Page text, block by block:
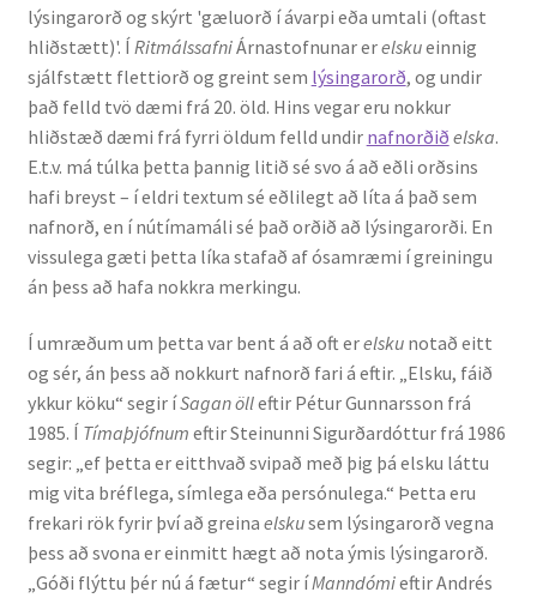
Samtímasetningafræði
Söguleg setningafræði
Hljóð og hljóðkerfi
Staða íslenskunnar
Ritverk og erindi
Bækur
Önnur ritverk
Ritrýndar greinar
Óritrýnt fræðilegt efni
lýsingarorð og skýrt 'gæluorð í ávarpi eða umtali (oftast
hliðstætt)'. Í RitmálssafniÁrnastofnunar erelskueinnig
sjálfstætt flettiorð og greint sem lýsingarorð, og undir
það felld tvö dæmi frá 20. öld. Hins vegar eru nokkur
hliðstæð dæmi frá fyrri öldum felld undir nafnorðið elska.
E.t.v. má túlka þetta þannig litið sé svo á að eðli orðsins
hafi breyst – í eldri textum sé eðlilegt að líta á það sem
nafnorð, en í nútímamáli sé það orðið að lýsingarorði. En
vissulega gæti þetta líka stafað af ósamræmi í greiningu
án þess að hafa nokkra merkingu.
Í umræðum um þetta var bent á að oft erelsku notað eitt
og sér, án þess að nokkurt nafnorð fari á eftir. „Elsku, fáið
ykkur köku“ segir íSagan ölleftir Pétur Gunnarsson frá
1985. Í Tímaþjófnum eftir Steinunni Sigurðardóttur frá 1986
segir: „ef þetta er eitthvað svipað með þig þá elsku láttu
mig vita bréflega, símlega eða persónulega.“ Þetta eru
frekari rök fyrir því að greina elskusem lýsingarorð vegna
þess að svona er einmitt hægt að nota ýmis lýsingarorð.
„Góði flýttu þér nú á fætur“ segir íManndómieftir Andrés